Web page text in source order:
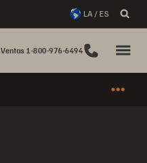
LA / ES
Ventas 1-800-976-6494